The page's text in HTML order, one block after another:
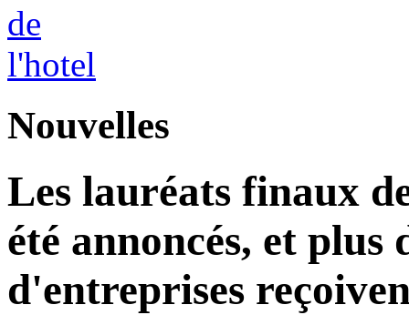
Nouvelles
Les lauréats finaux
été annoncés, et
d'entreprises